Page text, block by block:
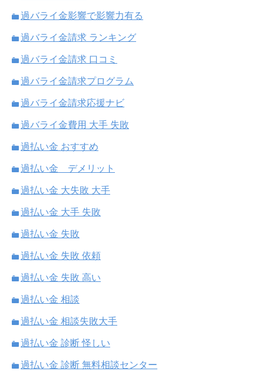
過バライ金影響で影響力有る
過バライ金請求 ランキング
過バライ金請求 口コミ
過バライ金請求プログラム
過バライ金請求応援ナビ
過バライ金費用 大手 失敗
過払い金 おすすめ
過払い金 デメリット
過払い金 大失敗 大手
過払い金 大手 失敗
過払い金 失敗
過払い金 失敗 依頼
過払い金 失敗 高い
過払い金 相談
過払い金 相談失敗大手
過払い金 診断 怪しい
過払い金 診断 無料相談センター